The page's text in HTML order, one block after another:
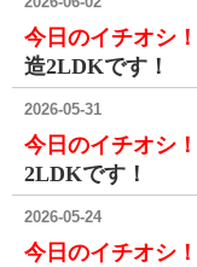
今日のイチオシ！
造2LDKです！
2026-05-31
今日のイチオシ！
2LDKです！
2026-05-24
今日のイチオシ！